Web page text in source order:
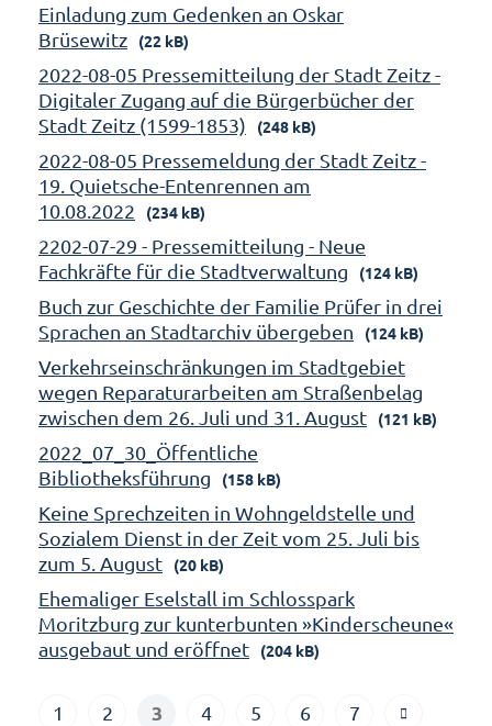
Einladung zum Gedenken an Oskar
Brüsewitz
(22 kB)
2022-08-05 Pressemitteilung der Stadt Zeitz -
Digitaler Zugang auf die Bürgerbücher der
Stadt Zeitz (1599-1853)
(248 kB)
2022-08-05 Pressemeldung der Stadt Zeitz -
19. Quietsche-Entenrennen am
10.08.2022
(234 kB)
2202-07-29 - Pressemitteilung - Neue
Fachkräfte für die Stadtverwaltung
(124 kB)
Buch zur Geschichte der Familie Prüfer in drei
Sprachen an Stadtarchiv übergeben
(124 kB)
Verkehrseinschränkungen im Stadtgebiet
wegen Reparaturarbeiten am Straßenbelag
zwischen dem 26. Juli und 31. August
(121 kB)
2022_07_30_Öffentliche
Bibliotheksführung
(158 kB)
Keine Sprechzeiten in Wohngeldstelle und
Sozialem Dienst in der Zeit vom 25. Juli bis
zum 5. August
(20 kB)
Ehemaliger Eselstall im Schlosspark
Moritzburg zur kunterbunten »Kinderscheune«
ausgebaut und eröffnet
(204 kB)
1 2 3 4 5 6 7